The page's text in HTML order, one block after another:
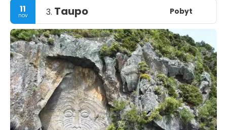
11
nov 3. Taupo Pobyt